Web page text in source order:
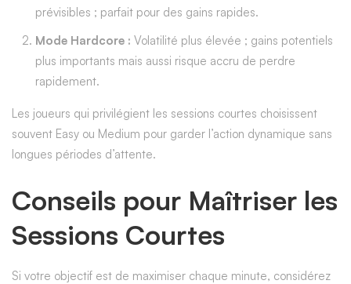
prévisibles ; parfait pour des gains rapides.
Mode Hardcore : Volatilité plus élevée ; gains potentiels
plus importants mais aussi risque accru de perdre
rapidement.
Les joueurs qui privilégient les sessions courtes choisissent
souvent Easy ou Medium pour garder l’action dynamique sans
longues périodes d’attente.
Conseils pour Maîtriser les
Sessions Courtes
Si votre objectif est de maximiser chaque minute, considérez